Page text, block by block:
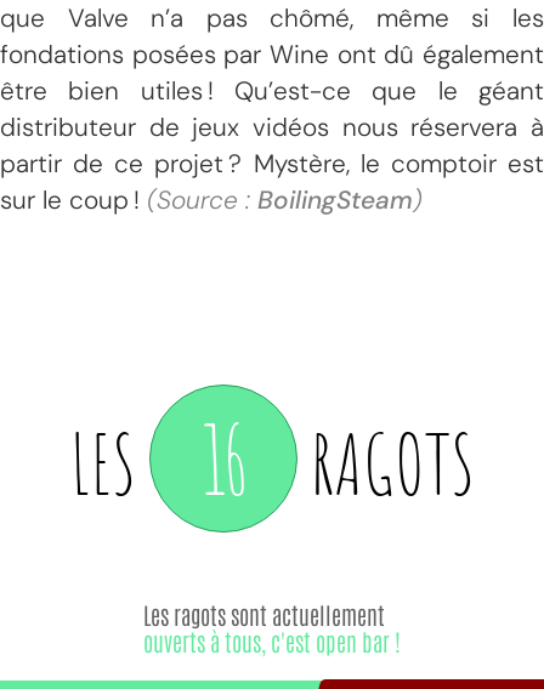
que Valve n’a pas chômé, même si les
fondations posées par Wine ont dû également
être bien utiles ! Qu’est-ce que le géant
distributeur de jeux vidéos nous réservera à
partir de ce projet ? Mystère, le comptoir est
sur le coup ! (Source : BoilingSteam)
LES 16 RAGOTS
Les ragots sont actuellement
ouverts à tous, c'est open bar !